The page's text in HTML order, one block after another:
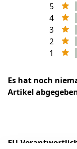
5
4
3
2
1
Es hat noch
Artikel
EU-